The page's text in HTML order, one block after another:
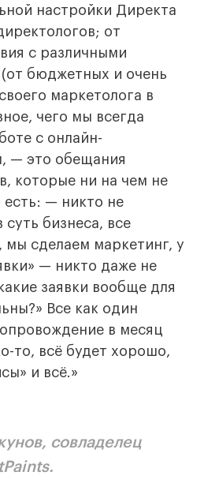
настройки Директа
от
с различными
(от бюджетных и очень
маркетолога в
чего мы всегда
с онлайн-
— это обещания
которые ни на чем не
есть: — никто не
суть бизнеса, все
мы сделаем маркетинг, у
— никто даже не
заявки вообще для
Все как один
в месяц
то, всё будет хорошо,
и всё.»
совладелец